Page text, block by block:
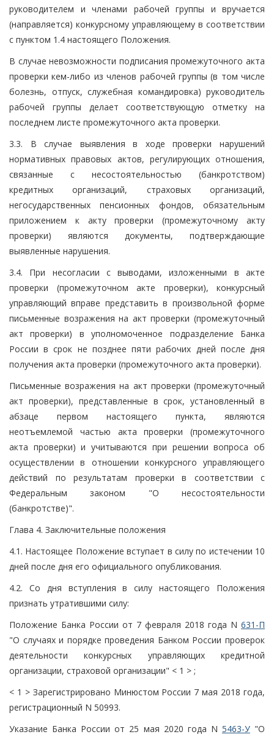
руководителем и членами рабочей группы и вручается
(направляется) конкурсному управляющему в соответствии
с пунктом 1.4 настоящего Положения.
В случае невозможности подписания промежуточного акта
проверки кем-либо из членов рабочей группы (в том числе
болезнь, отпуск, служебная командировка) руководитель
рабочей группы делает соответствующую отметку на
последнем листе промежуточного акта проверки.
3.3. В случае выявления в ходе проверки нарушений
нормативных правовых актов, регулирующих отношения,
связанные с несостоятельностью (банкротством)
кредитных организаций, страховых организаций,
негосударственных пенсионных фондов, обязательным
приложением к акту проверки (промежуточному акту
проверки) являются документы, подтверждающие
выявленные нарушения.
3.4. При несогласии с выводами, изложенными в акте
проверки (промежуточном акте проверки), конкурсный
управляющий вправе представить в произвольной форме
письменные возражения на акт проверки (промежуточный
акт проверки) в уполномоченное подразделение Банка
России в срок не позднее пяти рабочих дней после дня
получения акта проверки (промежуточного акта проверки).
Письменные возражения на акт проверки (промежуточный
акт проверки), представленные в срок, установленный в
абзаце первом настоящего пункта, являются
неотъемлемой частью акта проверки (промежуточного
акта проверки) и учитываются при решении вопроса об
осуществлении в отношении конкурсного управляющего
действий по результатам проверки в соответствии с
Федеральным законом "О несостоятельности
(банкротстве)".
Глава 4. Заключительные положения
4.1. Настоящее Положение вступает в силу по истечении 10
дней после дня его официального опубликования.
4.2. Со дня вступления в силу настоящего Положения
признать утратившими силу:
Положение Банка России от 7 февраля 2018 года N 631-П
"О случаях и порядке проведения Банком России проверок
деятельности конкурсных управляющих кредитной
организации, страховой организации" < 1 > ;
< 1 > Зарегистрировано Минюстом России 7 мая 2018 года,
регистрационный N 50993.
Указание Банка России от 25 мая 2020 года N 5463-У"О